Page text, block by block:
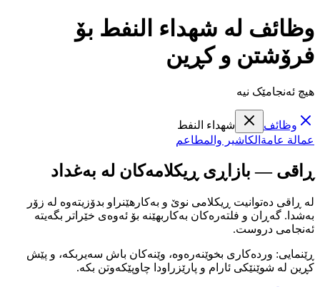
وظائف لە شهداء النفط بۆ
فرۆشتن و کڕین
هیچ ئەنجامێک نیە
وظائف
شهداء النفط
عمالة عامة الكاشير والمطاعم
ڕاقی — بازاڕی ڕیکلامەکان لە بەغداد
لە ڕاقی دەتوانیت ڕیکلامی نوێ و بەکارهێنراو بدۆزیتەوە لە زۆر
بەشدا. گەڕان و فلتەرەکان بەکاربهێنە بۆ ئەوەی خێراتر بگەیتە
ئەنجامی دروست.
ڕێنمایی: وردەکاری بخوێنەرەوە، وێنەکان باش سەیربکە، و پێش
کڕین لە شوێنێکی ئارام و پارێزراودا چاوپێکەوتن بکە.